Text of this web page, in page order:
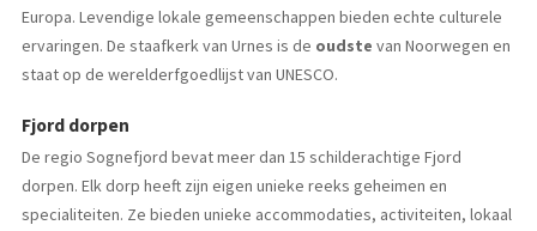
Europa. Levendige lokale gemeenschappen bieden echte culturele
ervaringen. De staafkerk van Urnes is de oudste van Noorwegen en
staat op de werelderfgoedlijst van UNESCO.
Fjord dorpen
De regio Sognefjord bevat meer dan 15 schilderachtige Fjord
dorpen. Elk dorp heeft zijn eigen unieke reeks geheimen en
specialiteiten. Ze bieden unieke accommodaties, activiteiten, lokaal